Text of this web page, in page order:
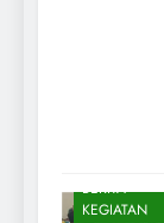
BERITA
KEGIATAN